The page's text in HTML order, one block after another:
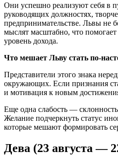
Они успешно реализуют себя в
руководящих должностях,
предпринимательстве. Львы не
мыслят масштабно, что
уровень дохода.
Что мешает Льву стать по-
Представители этого знака
окружающих. Если признания
и мотивация к новым
Еще одна слабость —
Желание подчеркнуть статус
которые мешают формировать
Дева (23 августа —